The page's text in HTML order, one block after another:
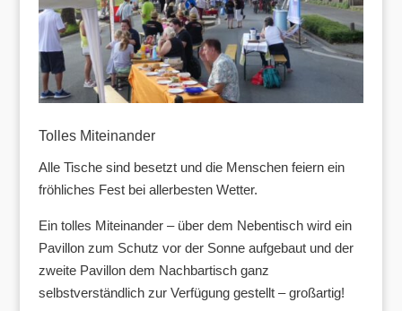
Tolles Miteinander
Alle Tische sind besetzt und die Menschen feiern ein
fröhliches Fest bei allerbesten Wetter.
Ein tolles Miteinander – über dem Nebentisch wird ein
Pavillon zum Schutz vor der Sonne aufgebaut und der
zweite Pavillon dem Nachbartisch ganz
selbstverständlich zur Verfügung gestellt – großartig!